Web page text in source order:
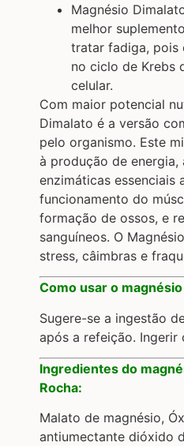
Magnésio
melhor
tratar fadiga, pois
no ciclo de Krebs
celular.
Com maior potencial
Dimalato é a versão
pelo organismo. Este
à produção de energia,
enzimáticas essenciais
funcionamento do
formação de ossos, e
sanguíneos. O
stress, câimbras e
Como usar o
Sugere-se a ingestão
após a refeição. Ingerir
Ingredientes do
Rocha:
Malato de magnésio,
antiumectante dióxido